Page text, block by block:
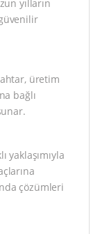
yılların
üretim
bağlı
yaklaşımıyla
çözümleri